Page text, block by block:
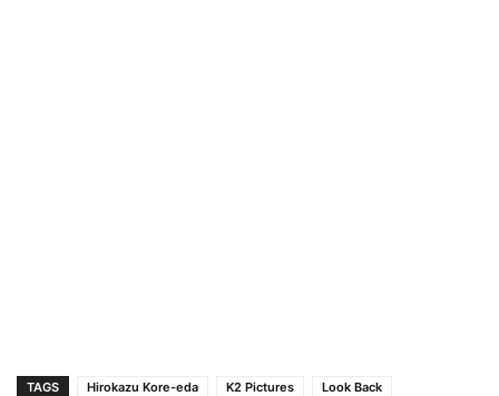
TAGS Hirokazu Kore-eda K2 Pictures
Look Back